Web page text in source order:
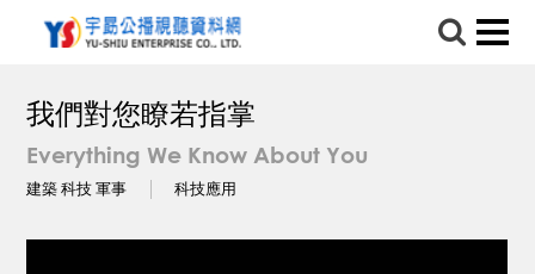
我們對您瞭若指掌
Everything We Know About You
建築 科技 軍事 科技應用